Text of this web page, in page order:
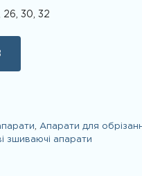
26, 30, 32
Апарати для
зшиваючі апарати